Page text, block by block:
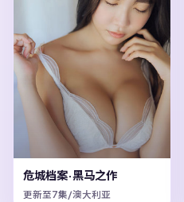
危城档案·黑马之作
更新至7集/澳大利亚